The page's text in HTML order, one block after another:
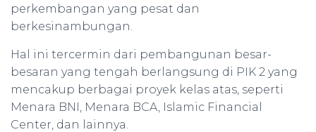
perkembangan yang pesat dan
berkesinambungan.
Hal ini tercermin dari pembangunan besar-
besaran yang tengah berlangsung di PIK 2 yang
mencakup berbagai proyek kelas atas, seperti
Menara BNI, Menara BCA, Islamic Financial
Center, dan lainnya.